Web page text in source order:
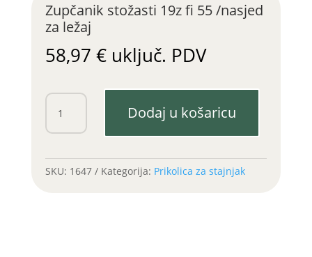
Zupčanik stožasti 19z fi 55 /nasjed
za ležaj
58,97 € uključ. PDV
Zupčanik
stožasti
19z
Dodaj u košaricu
SKU: 1647 Kategorija: Prikolica za stajnjak